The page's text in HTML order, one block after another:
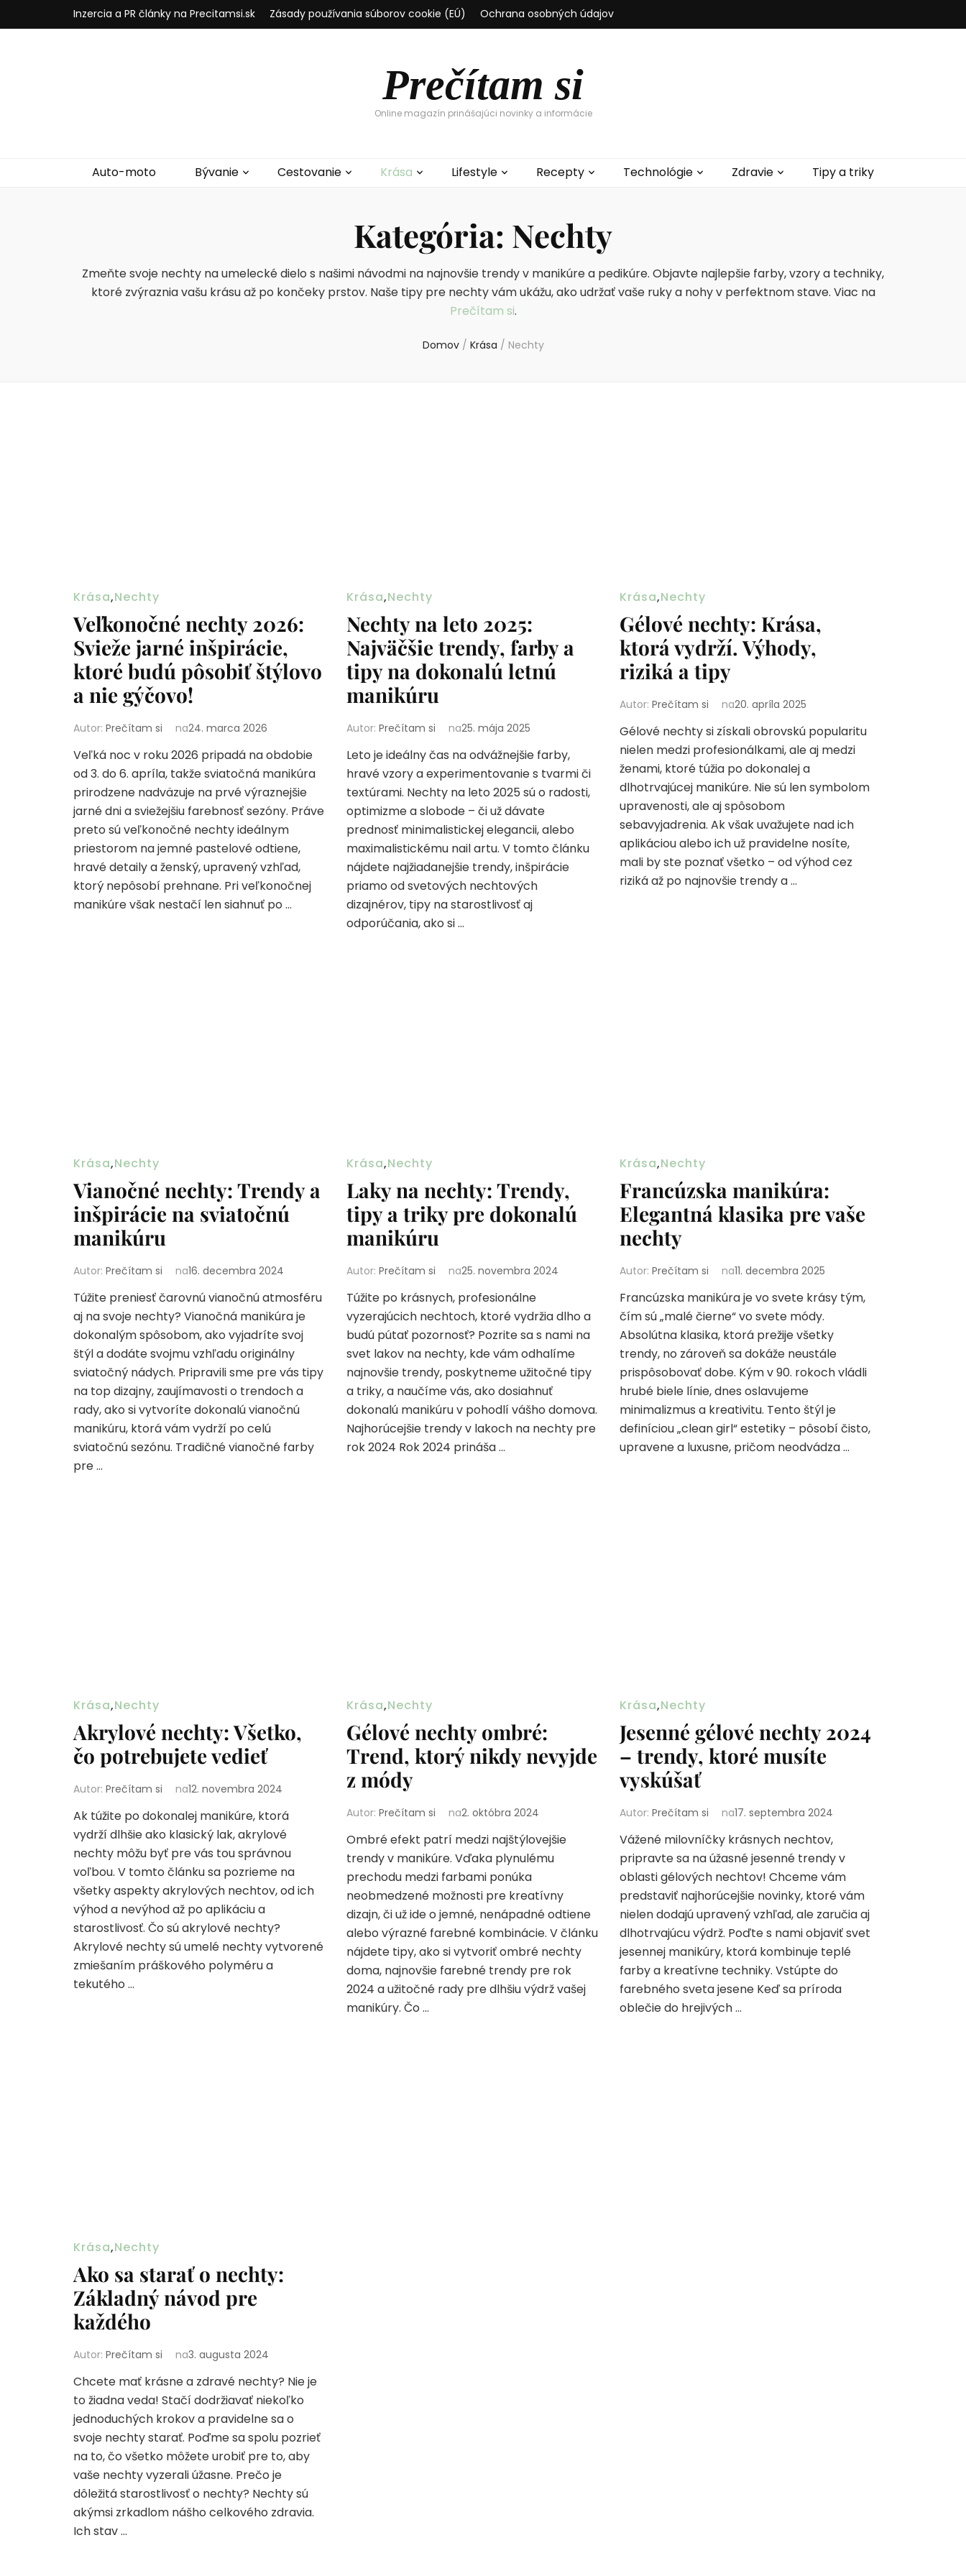
Inzercia a PR články na Precitamsi.sk Zásady používania súborov cookie (EÚ) Ochrana osobných údajov
Prečítam si
Online magazín prinášajúci novinky a informácie
Auto-moto Bývanie Cestovanie Krása Lifestyle Recepty Technológie Zdravie Tipy a triky
Kategória: Nechty
Zmeňte svoje nechty na umelecké dielo s našimi návodmi na najnovšie trendy v manikúre a pedikúre. Objavte najlepšie farby, vzory a techniky,
ktoré zvýraznia vašu krásu až po končeky prstov. Naše tipy pre nechty vám ukážu, ako udržať vaše ruky a nohy v perfektnom stave. Viac na
Prečítam si.
Domov / Krása / Nechty
Krása,Nechty
Veľkonočné nechty 2026:
Svieže jarné inšpirácie,
ktoré budú pôsobiť štýlovo
a nie gýčovo!
Autor: Prečítam si na24. marca 2026
Veľká noc v roku 2026 pripadá na obdobie
od 3. do 6. apríla, takže sviatočná manikúra
prirodzene nadväzuje na prvé výraznejšie
jarné dni a sviežejšiu farebnosť sezóny. Práve
preto sú veľkonočné nechty ideálnym
priestorom na jemné pastelové odtiene,
hravé detaily a ženský, upravený vzhľad,
ktorý nepôsobí prehnane. Pri veľkonočnej
manikúre však nestačí len siahnuť po …
Krása,Nechty
Nechty na leto 2025:
Najväčšie trendy, farby a
tipy na dokonalú letnú
manikúru
Autor: Prečítam si na25. mája 2025
Leto je ideálny čas na odvážnejšie farby,
hravé vzory a experimentovanie s tvarmi či
textúrami. Nechty na leto 2025 sú o radosti,
optimizme a slobode – či už dávate
prednosť minimalistickej elegancii, alebo
maximalistickému nail artu. V tomto článku
nájdete najžiadanejšie trendy, inšpirácie
priamo od svetových nechtových
dizajnérov, tipy na starostlivosť aj
odporúčania, ako si …
Krása,Nechty
Gélové nechty: Krása,
ktorá vydrží. Výhody,
riziká a tipy
Autor: Prečítam si na20. apríla 2025
Gélové nechty si získali obrovskú popularitu
nielen medzi profesionálkami, ale aj medzi
ženami, ktoré túžia po dokonalej a
dlhotrvajúcej manikúre. Nie sú len symbolom
upravenosti, ale aj spôsobom
sebavyjadrenia. Ak však uvažujete nad ich
aplikáciou alebo ich už pravidelne nosíte,
mali by ste poznať všetko – od výhod cez
riziká až po najnovšie trendy a …
Krása,Nechty
Vianočné nechty: Trendy a
inšpirácie na sviatočnú
manikúru
Autor: Prečítam si na16. decembra 2024
Túžite preniesť čarovnú vianočnú atmosféru
aj na svoje nechty? Vianočná manikúra je
dokonalým spôsobom, ako vyjadríte svoj
štýl a dodáte svojmu vzhľadu originálny
sviatočný nádych. Pripravili sme pre vás tipy
na top dizajny, zaujímavosti o trendoch a
rady, ako si vytvoríte dokonalú vianočnú
manikúru, ktorá vám vydrží po celú
sviatočnú sezónu. Tradičné vianočné farby
pre …
Krása,Nechty
Laky na nechty: Trendy,
tipy a triky pre dokonalú
manikúru
Autor: Prečítam si na25. novembra 2024
Túžite po krásnych, profesionálne
vyzerajúcich nechtoch, ktoré vydržia dlho a
budú pútať pozornosť? Pozrite sa s nami na
svet lakov na nechty, kde vám odhalíme
najnovšie trendy, poskytneme užitočné tipy
a triky, a naučíme vás, ako dosiahnuť
dokonalú manikúru v pohodlí vášho domova.
Najhorúcejšie trendy v lakoch na nechty pre
rok 2024 Rok 2024 prináša …
Krása,Nechty
Francúzska manikúra:
Elegantná klasika pre vaše
nechty
Autor: Prečítam si na11. decembra 2025
Francúzska manikúra je vo svete krásy tým,
čím sú „malé čierne“ vo svete módy.
Absolútna klasika, ktorá prežije všetky
trendy, no zároveň sa dokáže neustále
prispôsobovať dobe. Kým v 90. rokoch vládli
hrubé biele línie, dnes oslavujeme
minimalizmus a kreativitu. Tento štýl je
definíciou „clean girl“ estetiky – pôsobí čisto,
upravene a luxusne, pričom neodvádza …
Krása,Nechty
Akrylové nechty: Všetko,
čo potrebujete vedieť
Autor: Prečítam si na12. novembra 2024
Ak túžite po dokonalej manikúre, ktorá
vydrží dlhšie ako klasický lak, akrylové
nechty môžu byť pre vás tou správnou
voľbou. V tomto článku sa pozrieme na
všetky aspekty akrylových nechtov, od ich
výhod a nevýhod až po aplikáciu a
starostlivosť. Čo sú akrylové nechty?
Akrylové nechty sú umelé nechty vytvorené
zmiešaním práškového polyméru a
tekutého …
Krása,Nechty
Gélové nechty ombré:
Trend, ktorý nikdy nevyjde
z módy
Autor: Prečítam si na2. októbra 2024
Ombré efekt patrí medzi najštýlovejšie
trendy v manikúre. Vďaka plynulému
prechodu medzi farbami ponúka
neobmedzené možnosti pre kreatívny
dizajn, či už ide o jemné, nenápadné odtiene
alebo výrazné farebné kombinácie. V článku
nájdete tipy, ako si vytvoriť ombré nechty
doma, najnovšie farebné trendy pre rok
2024 a užitočné rady pre dlhšiu výdrž vašej
manikúry. Čo …
Krása,Nechty
Jesenné gélové nechty 2024
– trendy, ktoré musíte
vyskúšať
Autor: Prečítam si na17. septembra 2024
Vážené milovníčky krásnych nechtov,
pripravte sa na úžasné jesenné trendy v
oblasti gélových nechtov! Chceme vám
predstaviť najhorúcejšie novinky, ktoré vám
nielen dodajú upravený vzhľad, ale zaručia aj
dlhotrvajúcu výdrž. Poďte s nami objaviť svet
jesennej manikúry, ktorá kombinuje teplé
farby a kreatívne techniky. Vstúpte do
farebného sveta jesene Keď sa príroda
oblečie do hrejivých …
Krása,Nechty
Ako sa starať o nechty:
Základný návod pre
každého
Autor: Prečítam si na3. augusta 2024
Chcete mať krásne a zdravé nechty? Nie je
to žiadna veda! Stačí dodržiavať niekoľko
jednoduchých krokov a pravidelne sa o
svoje nechty starať. Poďme sa spolu pozrieť
na to, čo všetko môžete urobiť pre to, aby
vaše nechty vyzerali úžasne. Prečo je
dôležitá starostlivosť o nechty? Nechty sú
akýmsi zrkadlom nášho celkového zdravia.
Ich stav …